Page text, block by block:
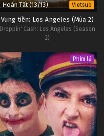
Hoàn Tất (13/13) Vietsub
Vung tiền: Los Angeles (Mùa 2)
Droppin' Cash: Los Angeles (Season
2)
Phim lẻ